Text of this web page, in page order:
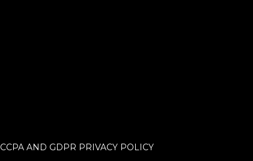
CCPA AND GDPR PRIVACY POLICY